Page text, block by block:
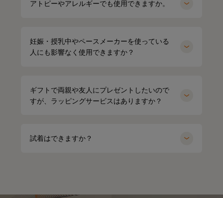
アトピーやアレルギーでも使用できますか。
妊娠・授乳中やペースメーカーを使っている
人にも影響なく使用できますか？
ギフトで両親や友人にプレゼントしたいので
すが、ラッピングサービスはありますか？
試着はできますか？